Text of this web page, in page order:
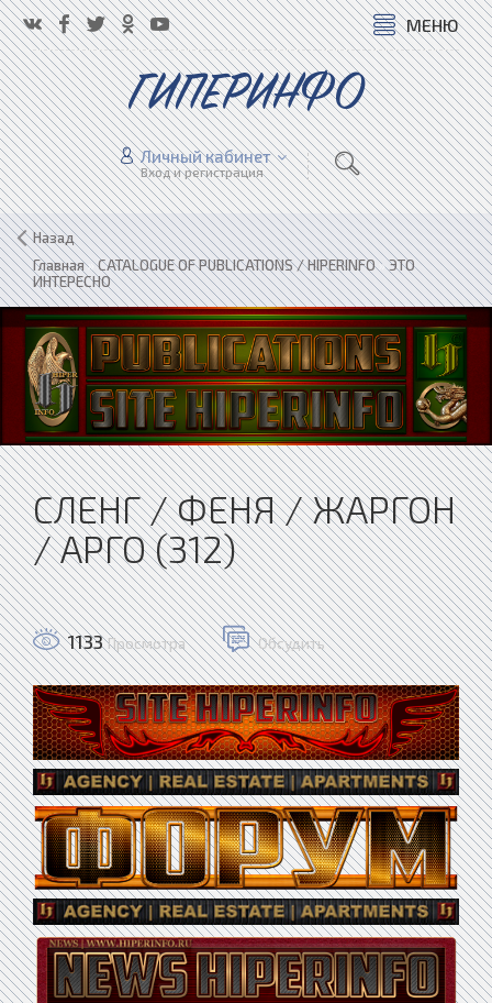
МЕНЮ
ГИПЕРИНФО
Личный кабинет
Вход и регистрация
Назад
Главная»CATALOGUE OF PUBLICATIONS / HIPERINFO»ЭТО
ИНТЕРЕСНО
СЛЕНГ / ФЕНЯ / ЖАРГОН
/ АРГО (312)
1133 Просмотра Обсудить